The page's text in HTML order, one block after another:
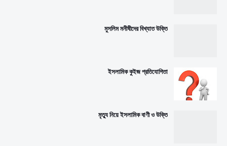
মুসলিম মনীষীদের বিখ্যাত উক্তি
ইসলামিক কুইজ প্রতিযোগিতা
মৃত্যু নিয়ে ইসলামিক বাণী ও উক্তি